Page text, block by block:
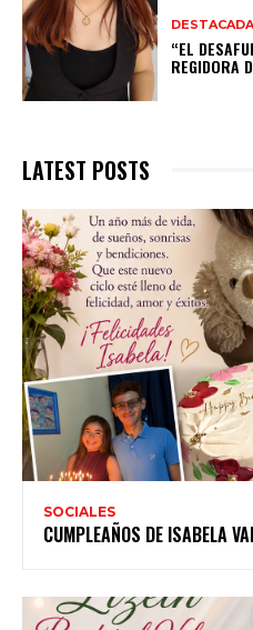
“EL
REGIDORA
LATEST POSTS
SOCIALES
CUMPLEAÑOS DE ISABELA